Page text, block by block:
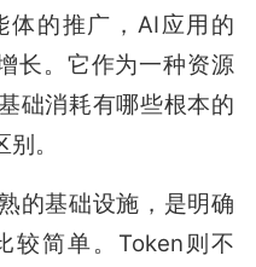
体的推广，AI应用的
长。它作为一种资源
础消耗有哪些根本的
。
的基础设施，是明确
较简单。Token则不